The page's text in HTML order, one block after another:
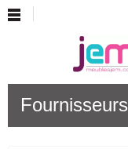
Fournisseurs